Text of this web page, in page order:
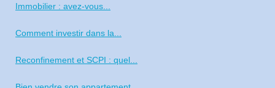
Immobilier : avez-vous...
Comment investir dans la...
Reconfinement et SCPI : quel...